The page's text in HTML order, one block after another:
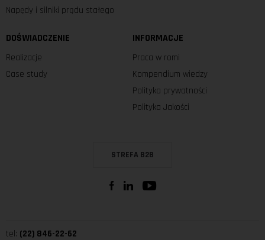
Napędy i silniki prądu stałego
DOŚWIADCZENIE
Realizacje
Case study
INFORMACJE
Praca w romi
Kompendium wiedzy
Polityka prywatności
Polityka Jakości
STREFA B2B
tel: (22) 846-22-62